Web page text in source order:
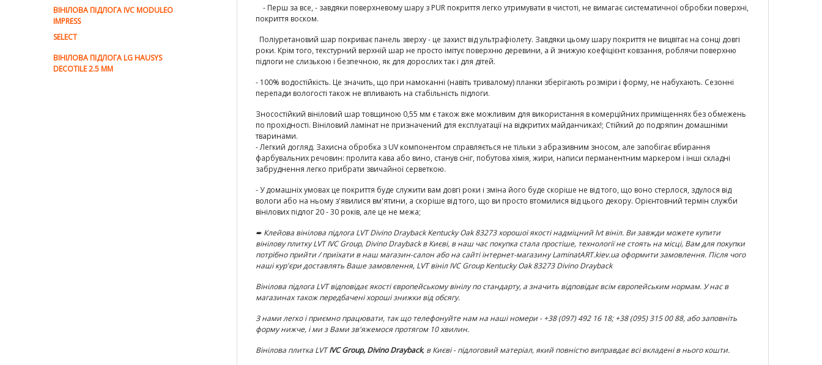
ВІНІЛОВА ПІДЛОГА IVC MODULEO
IMPRESS
SELECT
ВІНІЛОВА ПІДЛОГА LG HAUSYS
DECOTILE 2.5 MM
- Перш за все, - завдяки поверхневому шару з PUR покриття легко утримувати в чистоті, не вимагає систематичної обробки поверхні,
покриття воском.
Поліуретановий шар покриває панель зверху - це захист від ультрафіолету. Завдяки цьому шару покриття не вицвітає на сонці довгі
роки. Крім того, текстурний верхній шар не просто імітує поверхню деревини, а й знижую коефіцієнт ковзання, роблячи поверхню
підлоги не слизькою і безпечною, як для дорослих так і для дітей.
- 100% водостійкість. Це значить, що при намоканні (навіть тривалому) планки зберігають розміри і форму, не набухають. Сезонні
перепади вологості також не впливають на стабільність підлоги.
Зносостійкий вініловий шар товщиною 0,55 мм є також вже можливим для використання в комерційних приміщеннях без обмежень
по прохідності. Вініловий ламінат не призначений для експлуатації на відкритих майданчиках!; Стійкий до подряпин домашніми
тваринами.
- Легкий догляд. Захисна обробка з UV компонентом справляється не тільки з абразивним зносом, але запобігає вбирання
фарбувальних речовин: пролита кава або вино, станув сніг, побутова хімія, жири, написи перманентним маркером і інші складні
забруднення легко прибрати звичайної серветкою.
- У домашніх умовах це покриття буде служити вам довгі роки і зміна його буде скоріше не від того, що воно стерлося, здулося від
вологи або на ньому з'явилися вм'ятини, а скоріше від того, що ви просто втомилися від цього декору. Орієнтовний термін служби
вінілових підлог 20 - 30 років, але це не межа;
➨ Клейова вінілова підлога LVT Divino Drayback Kentucky Oak 83273хорошої якості надміцний lvt вініл. Ви завжди можете купити
вінілову плитку LVTIVC Group, Divino Draybackв Києві, в наш час покупка стала простіше, технології не стоять на місці, Вам для покупки
потрібно прийти / приїхати в наш магазин-салон або на сайті інтернет-магазину LaminatART.kiev.ua оформити замовлення. Після чого
наші кур'єри доставлять Ваше замовлення, LVT вінілIVC Group Kentucky Oak 83273 Divino Drayback
Вінілова підлога LVT відповідає якості європейському вінілу постандарту, а значить відповідає всім європейським нормам. У нас в
магазинах також передбачені хороші знижки від обсягу.
З нами легко і приємно працювати, так що телефонуйте нам на наші номери - +38 (097) 492 16 18; +38 (095) 315 00 88, або заповніть
форму нижче, і ми з Вами зв'яжемося протягом 10 хвилин.
Вінілова плитка LVTIVC Group, Divino Drayback, в Києві - підлоговий матеріал, який повністю виправдає всі вкладені в нього кошти.